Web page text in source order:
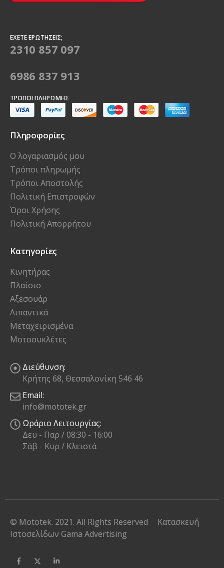
ΈΧΕΤΕ ΕΡΩΤΉΣΕΙΣ;
2310 857 097
6986 837 913
ΤΡΌΠΟΙ ΠΛΗΡΩΜΉΣ
Πληροφορίες
Ο λογαριασμός μου
Τρόποι πληρωμής
Τρόποι Αποστολής
Πολιτική Επιστροφών
Όροι Χρήσης
Πολιτική Απορρήτου
Κατηγορίες
Κινητήρας
Πλαίσιο
Αξεσουάρ
Λιπαντικά
Μεταχειρισμένα
Μοτοσυκλέτες
Διεύθυνση:
Κρήτης 68, Θεσσαλονίκη 546 46
Email:
info@mototek.gr
Ωράριο Λειτουργίας:
Δευ - Παρ / 08:30 - 16:00
Σάβ - Κυρ / Κλειστά
© Mototek. 2021. All Rights Reserved
Κατασκευή
Ιστοσελίδων Gama Advertising